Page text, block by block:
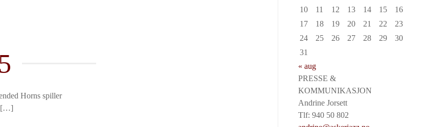
Blended Horns spiller
[…]
10
11 12 13 14 15
16
17
18 19 20 21 22
23
24
25 26 27 28 29
30
31
« aug
PRESSE &
KOMMUNIKASJON
Andrine Jorsett
Tlf: 940 50 802